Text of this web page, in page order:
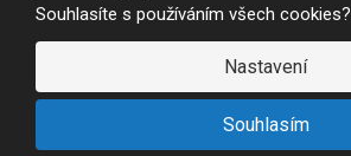
Souhlasíte s používáním všech cookies?
Nastavení
Souhlasím
© 2026, JP-SPORT.CZ SPORTOVNÍ POTŘEBY
Prohlášení o přístupnosti |Mapa stránek ||GDPR
VYROBILA
R